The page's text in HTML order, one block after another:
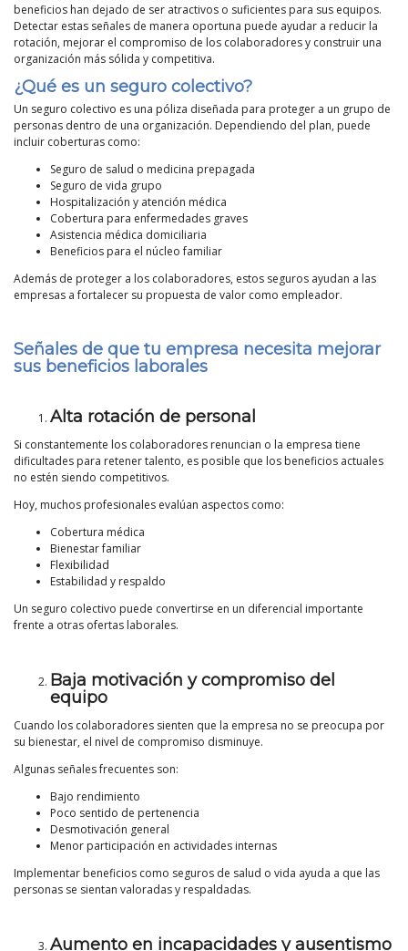
beneficios han dejado de ser atractivos o suficientes para sus equipos.
Detectar estas señales de manera oportuna puede ayudar a reducir la
rotación, mejorar el compromiso de los colaboradores y construir una
organización más sólida y competitiva.
¿Qué es un seguro colectivo?
Un seguro colectivo es una póliza diseñada para proteger a un grupo de
personas dentro de una organización. Dependiendo del plan, puede
incluir coberturas como:
Seguro de salud o medicina prepagada
Seguro de vida grupo
Hospitalización y atención médica
Cobertura para enfermedades graves
Asistencia médica domiciliaria
Beneficios para el núcleo familiar
Además de proteger a los colaboradores, estos seguros ayudan a las
empresas a fortalecer su propuesta de valor como empleador.
Señales de que tu empresa necesita mejorar
sus beneficios laborales
Alta rotación de personal
Si constantemente los colaboradores renuncian o la empresa tiene
dificultades para retener talento, es posible que los beneficios actuales
no estén siendo competitivos.
Hoy, muchos profesionales evalúan aspectos como:
Cobertura médica
Bienestar familiar
Flexibilidad
Estabilidad y respaldo
Un seguro colectivo puede convertirse en un diferencial importante
frente a otras ofertas laborales.
Baja motivación y compromiso del
equipo
Cuando los colaboradores sienten que la empresa no se preocupa por
su bienestar, el nivel de compromiso disminuye.
Algunas señales frecuentes son:
Bajo rendimiento
Poco sentido de pertenencia
Desmotivación general
Menor participación en actividades internas
Implementar beneficios como seguros de salud o vida ayuda a que las
personas se sientan valoradas y respaldadas.
Aumento en incapacidades y ausentismo